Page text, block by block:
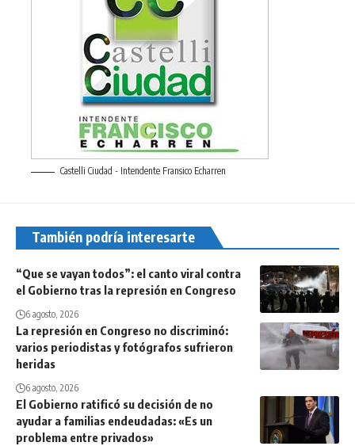
Castelli Ciudad - Intendente Fransico Echarren
También podría interesarte
“Que se vayan todos”: el canto viral contra
el Gobierno tras la represión en Congreso
6 agosto, 2026
La represión en Congreso no discriminó:
varios periodistas y fotógrafos sufrieron
heridas
6 agosto, 2026
El Gobierno ratificó su decisión de no
ayudar a familias endeudadas: «Es un
problema entre privados»